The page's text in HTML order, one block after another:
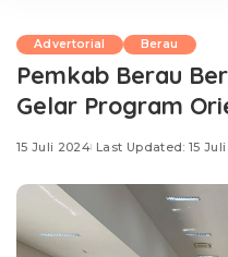
Advertorial Berau
Pemkab Berau
Gelar Program
15 Juli 2024 Last Updated: 15